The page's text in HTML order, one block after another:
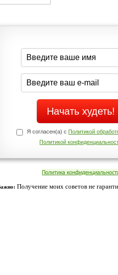
Еще рецепты
середине дня?
Да
Нет
Телефоны службы поддержки
+7 (909) 421-77-27
cookies. Оставаясь с
Согласен